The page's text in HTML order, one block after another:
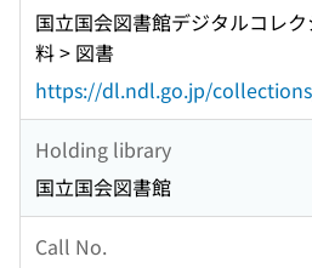
国立国会図書館デジタルコレ
料 > 図書
https://dl.ndl.go.jp/
Holding library
国立国会図書館
Call No.